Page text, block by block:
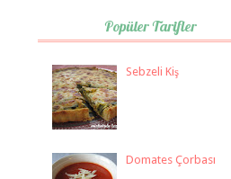
Popüler Tarifler
Sebzeli Kiş
Domates Çorbası